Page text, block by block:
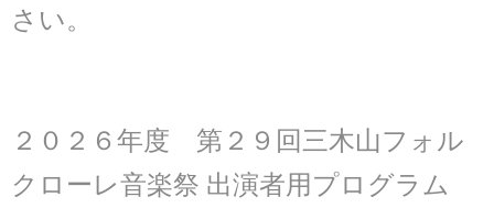
さい。
２０２６年度 第２９回三木山フォル
クローレ音楽祭 出演者用プログラム